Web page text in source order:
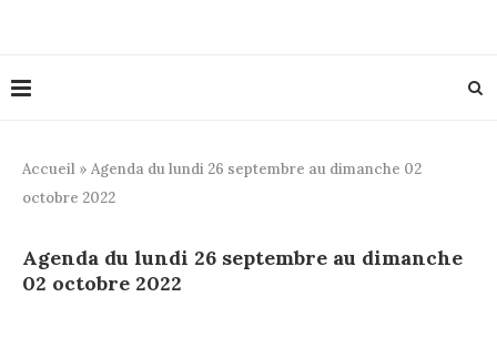
Accueil » Agenda du lundi 26 septembre au dimanche 02
octobre 2022
Agenda du lundi 26 septembre au dimanche
02 octobre 2022